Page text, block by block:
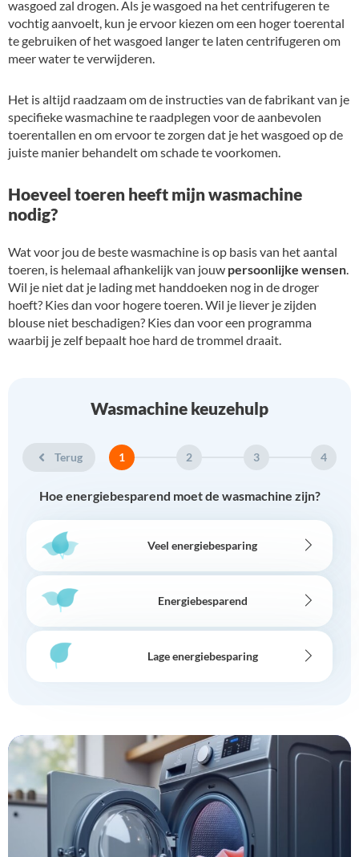
wasgoed zal drogen. Als je wasgoed na het centrifugeren te
vochtig aanvoelt, kun je ervoor kiezen om een hoger toerental
te gebruiken of het wasgoed langer te laten centrifugeren om
meer water te verwijderen.
Het is altijd raadzaam om de instructies van de fabrikant van je
specifieke wasmachine te raadplegen voor de aanbevolen
toerentallen en om ervoor te zorgen dat je het wasgoed op de
juiste manier behandelt om schade te voorkomen.
Hoeveel toeren heeft mijn wasmachine
nodig?
Wat voor jou de beste wasmachine is op basis van het aantal
toeren, is helemaal afhankelijk van jouw persoonlijke wensen
Wil je niet dat je lading met handdoeken nog in de droger
hoeft? Kies dan voor hogere toeren. Wil je liever je zijden
blouse niet beschadigen? Kies dan voor een programma
waarbij je zelf bepaalt hoe hard de trommel draait.
Wasmachine keuzehulp
Terug 1 2 3 4
Hoe energiebesparend moet de wasmachine zijn?
Veel energiebesparing
Energiebesparend
Lage energiebesparing